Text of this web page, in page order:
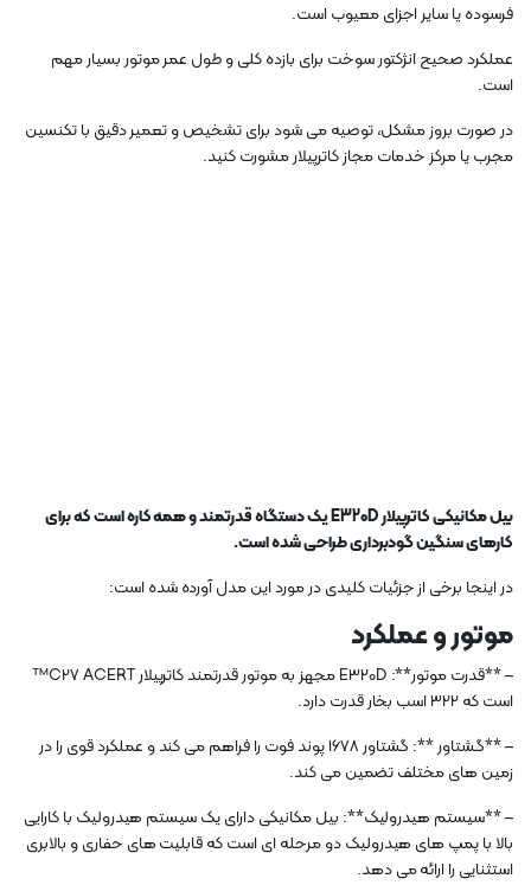
فرسوده یا سایر اجزای معیوب است.
عملکرد صحیح انژکتور سوخت برای بازده کلی و طول عمر موتور بسیار مهم
است.
در صورت بروز مشکل، توصیه می شود برای تشخیص و تعمیر دقیق با تکنسین
مجرب یا مرکز خدمات مجاز کاترپیلار مشورت کنید.
بیل مکانیکی کاترپیلار E320D یک دستگاه قدرتمند و همه کاره است که برای
کارهای سنگین گودبرداری طراحی شده است.
در اینجا برخی از جزئیات کلیدی در مورد این مدل آورده شده است:
موتور و عملکرد
– **قدرت موتور**: E320D مجهز به موتور قدرتمند کاترپیلار C27 ACERT™
است که 322 اسب بخار قدرت دارد.
– **گشتاور **: گشتاور 1678 پوند فوت را فراهم می کند و عملکرد قوی را در
زمین های مختلف تضمین می کند.
– **سیستم هیدرولیک**: بیل مکانیکی دارای یک سیستم هیدرولیک با کارایی
بالا با پمپ های هیدرولیک دو مرحله ای است که قابلیت های حفاری و بالابری
استثنایی را ارائه می دهد.